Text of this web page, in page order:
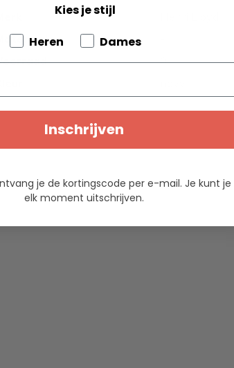
Materiaal
0
Kies je stijl
Tell us about your pets
Heren
Dames
Inschrijven
je de kortingscode per e-mail. Je kunt je
elk moment uitschrijven.